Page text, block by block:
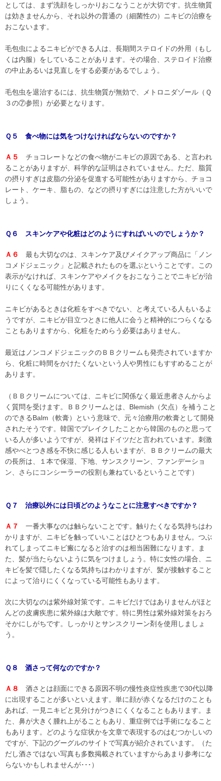
としては、まず洗顔をしっかりおこなうことが大切です。抗生物質
は効きませんから、それ以外の普通の（細菌性の）ニキビの治療を
おこないます。
毛包虫によるニキビができる人は、長期間ステロイドの外用（もし
くは内服）をしていることがあります。その場合、ステロイド治療
の中止あるいは見直しをする必要があるでしょう。
毛包虫を退治するには、抗生物質が無効で、メトロニダゾール（Ｑ
３の⑦参照）が必要となります。
Ｑ５ 食べ物には気をつけなければならないのですか？
Ａ５
チョコレートなどの食べ物がニキビの原因である、と言われ
ることがありますが、科学的な証明はされていません。ただ、脂質
の摂りすぎは皮脂の分泌を促進する可能性がありますから、チョコ
レート、ケーキ、脂もの、などの摂りすぎには注意した方がいいで
しょう。
Ｑ６ スキンケアや化粧はどのようにすればいいのでしょうか？
Ａ６
最も大切なのは、スキンケア及びメイクアップ商品に「ノン
コメドジェニック」と記載されたものを選ぶということです。この
表示がなければ、スキンケアやメイクをおこなうことでニキビが治
りにくくなる可能性があります。
ニキビがあるときは化粧をすべきでない、と考えている人もいるよ
うですが、ニキビが目立つときに他人に会うと精神的につらくなる
こともありますから、化粧をためらう必要はありません。
最近はノンコメドジェニックのＢＢクリームも発売されていますか
ら、化粧に時間をかけたくないという人や男性にもすすめることが
あります。
（ＢＢクリームについては、ニキビに関係なく最近患者さんからよ
く質問を受けます。ＢＢクリームとは、Blemish（欠点）を補うこと
のできるBalm（軟膏）という意味で、元々治療用の軟膏として開発
されたそうです。韓国でブレイクしたことから韓国のものと思って
いる人が多いようですが、発祥はドイツだと言われています。刺激
感やべとつき感を不快に感じる人もいますが、ＢＢクリームの最大
の長所は、１本で保湿、下地、サンスクリーン、ファンデーショ
ン、さらにコンシーラーの役割も兼ねているということです）
Ｑ７ 治療以外には日頃どのようなことに注意すべきですか？
Ａ７
一番大事なのは触らないことです。触りたくなる気持ちはわ
かりますが、ニキビを触っていいことはひとつもありません。つぶ
れてしまってニキビ瘢になると治すのは相当困難になります。ま
た、髪が当たらないように気をつけましょう。特に女性の場合、ニ
キビを髪で隠したくなる気持ちはわかりますが、髪が接触すること
によって治りにくくなっている可能性もあります。
次に大切なのは紫外線対策です。ニキビだけではありませんがほと
んどの皮膚疾患に紫外線は大敵です。特に男性は紫外線対策をおろ
そかにしがちです。しっかりとサンスクリーン剤を使用しましょ
う。
Ｑ８ 酒さって何なのですか？
Ａ８
酒さとは顔面にできる原因不明の慢性炎症性疾患で30代以降
に出現することが多いといえます。単に顔が赤くなるだけのことも
あれば、一見ニキビと見分けがつきにくくなることもあります。ま
た、鼻が大きく腫れ上がることもあり、重症例では手術になること
もあります。どのような症状かを文章で表現するのはむつかしいの
ですが、下記のグーグルのサイトで写真が紹介されています。（た
だし酒さではない写真も多数掲載されていますからあまり参考にな
らないかもしれませんが･･･）